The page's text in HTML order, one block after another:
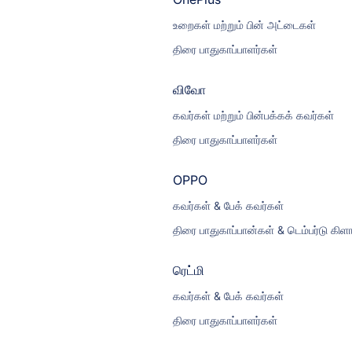
உறைகள் மற்றும் பின் அட்டைகள்
திரை பாதுகாப்பாளர்கள்
விவோ
கவர்கள் மற்றும் பின்பக்கக் கவர்கள்
திரை பாதுகாப்பாளர்கள்
OPPO
கவர்கள் & பேக் கவர்கள்
திரை பாதுகாப்பான்கள் & டெம்பர்டு
ரெட்மி
கவர்கள் & பேக் கவர்கள்
திரை பாதுகாப்பாளர்கள்